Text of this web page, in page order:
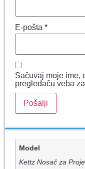
E-pošta *
Sačuvaj moje ime,
pregledaču veba
Model
Kettz Nosač za